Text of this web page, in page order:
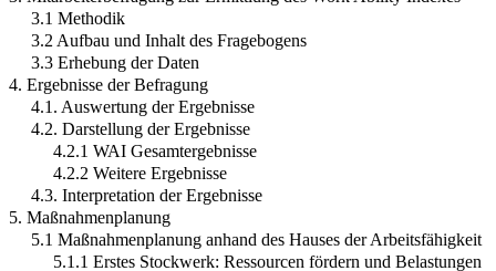
3.1 Methodik
3.2 Aufbau und Inhalt des Fragebogens
3.3 Erhebung der Daten
4. Ergebnisse der Befragung
4.1. Auswertung der Ergebnisse
4.2. Darstellung der Ergebnisse
4.2.1 WAI Gesamtergebnisse
4.2.2 Weitere Ergebnisse
4.3. Interpretation der Ergebnisse
5. Maßnahmenplanung
5.1 Maßnahmenplanung anhand des Hauses der Arbeitsfähigkeit
5.1.1 Erstes Stockwerk: Ressourcen fördern und Belastungen